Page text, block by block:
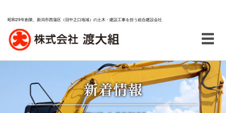
昭和29年創業、新潟市西蒲区（旧中之口地域）の土木・建設工事を担う総合建設会社